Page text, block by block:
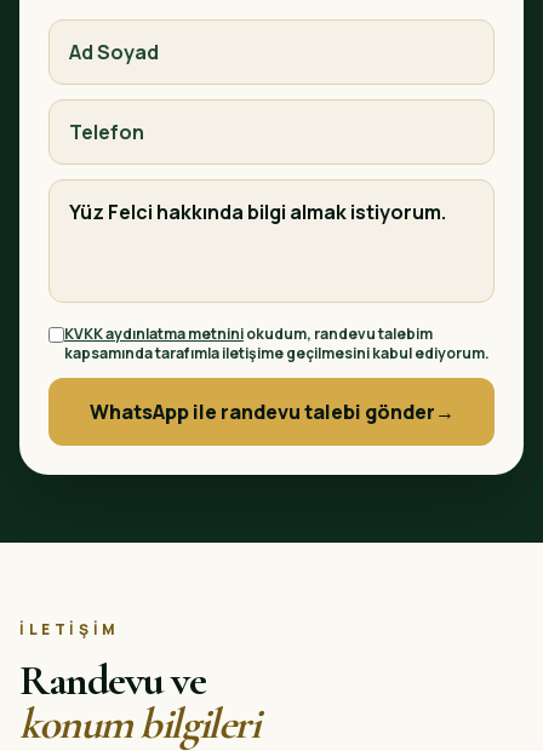
KVKK aydınlatma metniniokudum, randevu talebim
kapsamında tarafımla iletişime geçilmesini kabul ediyorum.
WhatsApp ile randevu talebi gönder→
İLETIŞIM
Randevu ve
konum bilgileri